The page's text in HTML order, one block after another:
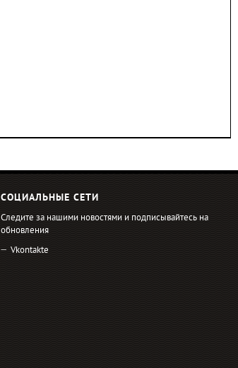
СОЦИАЛЬНЫЕ СЕТИ
Следите за нашими новостями и подписывайтесь на
обновления
Vkontakte